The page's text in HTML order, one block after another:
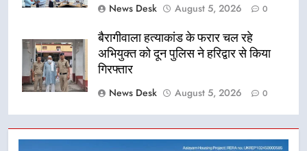
News Desk
August 5, 2026 0
बैरागीवाला हत्याकांड के फरार चल रहे
अभियुक्त को दून पुलिस ने हरिद्वार से किया
गिरफ्तार
News Desk
August 5, 2026 0